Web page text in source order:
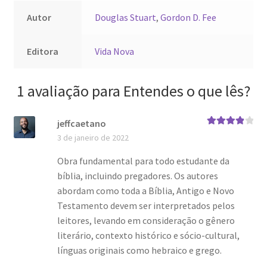
Autor Douglas Stuart,Gordon D. Fee
Editora Vida Nova
1 avaliação para Entendes o que lês?
jeffcaetano
3 de janeiro de 2022
Obra fundamental para todo estudante da
bíblia, incluindo pregadores. Os autores
abordam como toda a Bíblia, Antigo e Novo
Testamento devem ser interpretados pelos
leitores, levando em consideração o gênero
literário, contexto histórico e sócio-cultural,
línguas originais como hebraico e grego.